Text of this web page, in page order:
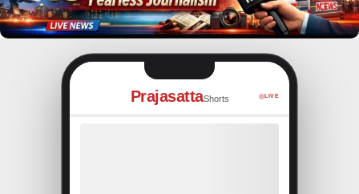
PrajasattaShorts LIVE